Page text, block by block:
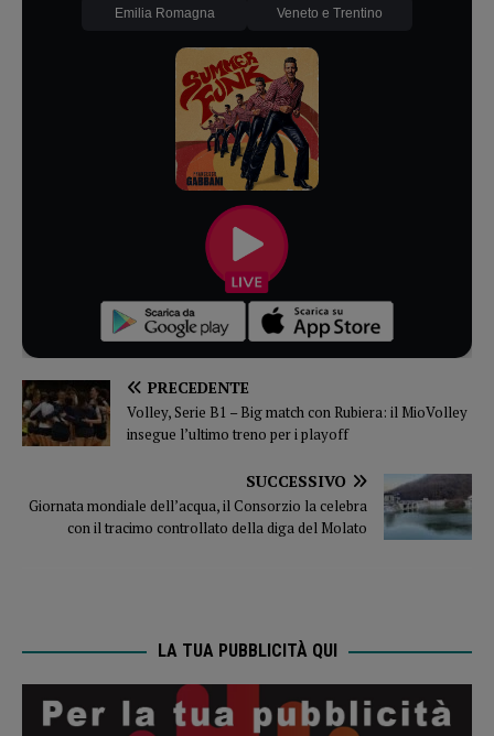
Emilia Romagna Veneto e Trentino
PRECEDENTE
Volley, Serie B1 – Big match con Rubiera: il MioVolley
insegue l’ultimo treno per i playoff
SUCCESSIVO
Giornata mondiale dell’acqua, il Consorzio la celebra
con il tracimo controllato della diga del Molato
LA TUA PUBBLICITÀ QUI